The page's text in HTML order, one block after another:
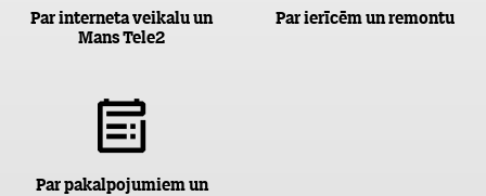
Par interneta veikalu un
Mans Tele2
Par ierīcēm un remontu
Par pakalpojumiem un